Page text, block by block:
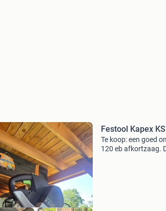
Festool Kapex
Te koop: een goed
120 eb afkortzaag.